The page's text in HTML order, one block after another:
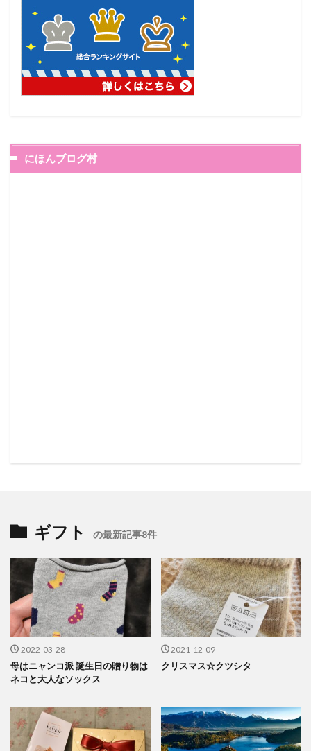
にほんブログ村
ギフト の最新記事8件
2022-03-28
母はニャンコ派 誕生日の贈り物は
ネコと大人なソックス
2021-12-09
クリスマス☆クツシタ